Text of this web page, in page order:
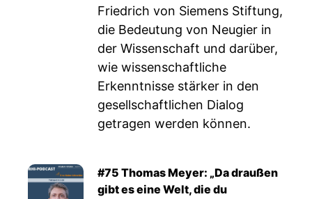
Friedrich von Siemens Stiftung,
die Bedeutung von Neugier in
der Wissenschaft und darüber,
wie wissenschaftliche
Erkenntnisse stärker in den
gesellschaftlichen Dialog
getragen werden können.
#75 Thomas Meyer: „Da draußen
gibt es eine Welt, die du